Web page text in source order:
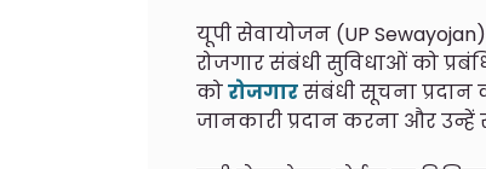
यूपी सेवायोजन (UP
रोजगार संबंधी सुविधाओं को
कोरोजगारसंबंधी सूचना प्रदान
जानकारी प्रदान करना और उन्हें